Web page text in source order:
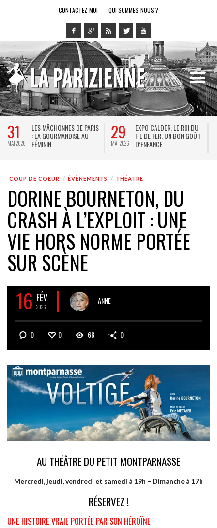
CONTACTEZ-MOI QUI SOMMES-NOUS ?
28
MAI 2026
LE RING DE KATHARSY, UN
SPECTACLE EN FORME DE
JEU VIDÉO !
14
MAI 2026
BREL ET LA DANSE AU
THÉÂTRE DE LA VILLE : DE
KEERSMAEKER SUBLIME
COUP DE COEUR ÉVÈNEMENTS THÉÂTRE
DORINE BOURNETON, DU
CRASH À L’EXPLOIT : UNE
VIE HORS NORME PORTÉE
SUR SCÈNE
16 FÉV
2026
ANNE
0 0 68 0
AU THÉÂTRE DU PETIT MONTPARNASSE
Mercredi, jeudi, vendredi et samedi à 19h – Dimanche à 17h
RÉSERVEZ !
UNE HISTOIRE VRAIE PORTÉE PAR SON HÉROÏNE